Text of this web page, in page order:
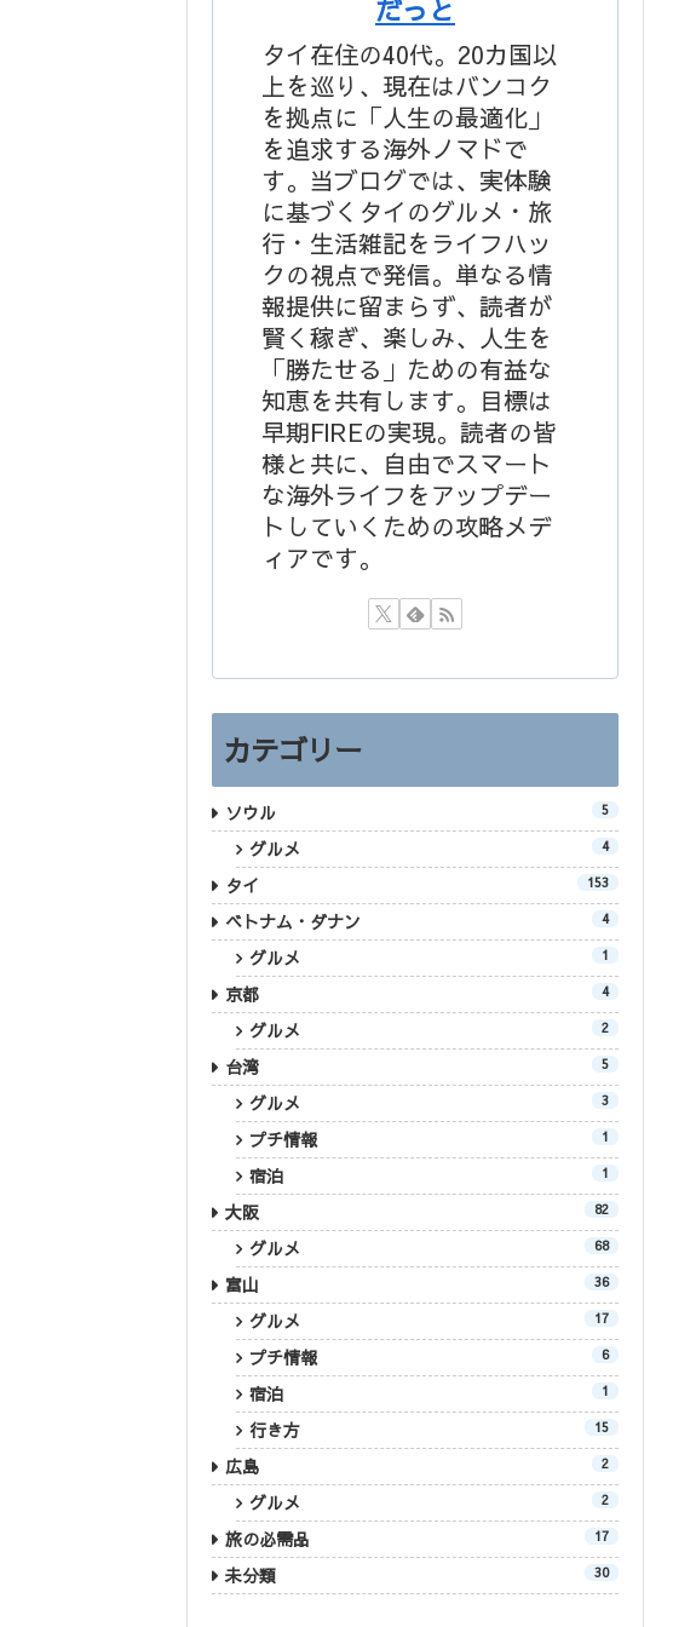
だっと
タイ在住の40代。20カ国以
上を巡り、現在はバンコク
を拠点に「人生の最適化」
を追求する海外ノマドで
す。当ブログでは、実体験
に基づくタイのグルメ・旅
行・生活雑記をライフハッ
クの視点で発信。単なる情
報提供に留まらず、読者が
賢く稼ぎ、楽しみ、人生を
「勝たせる」ための有益な
知恵を共有します。目標は
早期FIREの実現。読者の皆
様と共に、自由でスマート
な海外ライフをアップデー
トしていくための攻略メデ
ィアです。
カテゴリー
ソウル 5
グルメ 4
タイ 153
ベトナム・ダナン 4
グルメ 1
京都 4
グルメ 2
台湾 5
グルメ 3
プチ情報 1
宿泊 1
大阪 82
グルメ 68
富山 36
グルメ 17
プチ情報 6
宿泊 1
行き方 15
広島 2
グルメ 2
旅の必需品 17
未分類 30